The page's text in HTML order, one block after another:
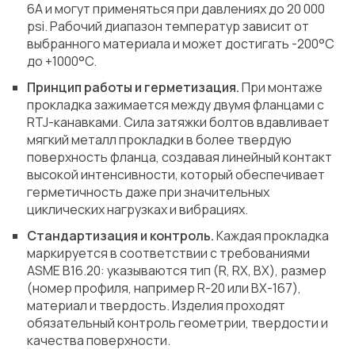
6A и могут применяться при давлениях до 20 000
psi. Рабочий диапазон температур зависит от
выбранного материала и может достигать -200°C
до +1000°C.
Принцип работы и герметизация.При монтаже
прокладка зажимается между двумя фланцами с
RTJ-канавками. Сила затяжки болтов вдавливает
мягкий металл прокладки в более твердую
поверхность фланца, создавая линейный контакт
высокой интенсивности, который обеспечивает
герметичность даже при значительных
циклических нагрузках и вибрациях.
Стандартизация и контроль.Каждая прокладка
маркируется в соответствии с требованиями
ASME B16.20: указываются тип (R, RX, BX), размер
(номер профиля, например R-20 или BX-167),
материал и твердость. Изделия проходят
обязательный контроль геометрии, твердости и
качества поверхности.